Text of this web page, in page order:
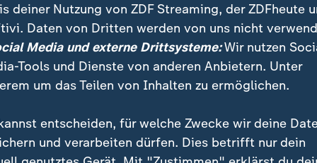
waren das internationale Tribunal zur
Verbrechen. Die Prozesse gelten als die
deiner Nutzung von ZDF Streaming, der ZDFheute
Daten von Dritten werden von uns nicht
Media und externe Drittsysteme:Wir nutzen
Tools und Dienste von anderen Anbietern. Unter
um das Teilen von Inhalten zu ermöglichen.
entscheiden, für welche Zwecke wir deine
und verarbeiten dürfen. Dies betrifft nur dein